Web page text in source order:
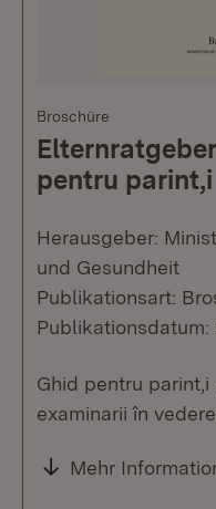
Broschüre
pentru parint,i
Herausgeber:
und Gesundheit
Publikationsart:
Publikationsdatum:
Ghid pentru
examinarii în
Mehr